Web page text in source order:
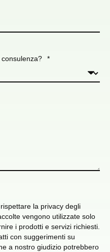
*
la privacy degli
vengono utilizzate solo
i prodotti e servizi richiesti.
con suggerimenti su
a nostro giudizio potrebbero